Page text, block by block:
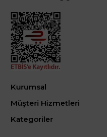
Kurumsal
Müşteri Hizmetleri
Kategoriler